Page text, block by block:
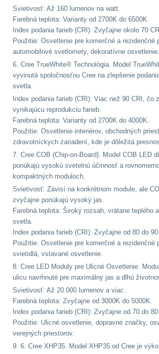
Boční montáže11
Adaptéry a risery38
Montáže pro optiku
180
Montáže na hlaveň3
Předpažbí 55
Pažby51
Raily, lišty, krytky
Přední taktické
rukojeti 50
Mechanická mířidla
30
Pistolové rukojeti 20
Dvojnožky39
Príslušenstvo18
Svietivosť: Až 160 lumenov na watt.
Farebná teplota: Varianty od 2700K do 6500K.
Index podania farieb (CRI): Zvyčajne okolo 70
Použitie: Osvetlenie pre komerčné a rezidenčné
automobilové svetlomety, dekoratívne osvetlenie.
6. Cree TrueWhite® Technológia. Model
vyvinutá spoločnosťou Cree na zlepšenie
svetla.
Index podania farieb (CRI): Viac než 90 CRI, čo
vynikajúcu reprodukciu farieb.
Farebná teplota: Varianty od 2700K do 4000K.
Použitie: Osvetlenie interiérov, obchodných
zdravotníckych zariadení, kde je dôležitá
7. Cree COB (Chip-on-Board). Model COB LED
ponúkajú vysokú svetelnú účinnosť a
kompaktných moduloch.
Svietivosť: Závisí na konkrétnom module, ale
zvyčajne ponúkajú vysoký jas.
Farebná teplota: Široký rozsah, vrátane teplého
svetla.
Index podania farieb (CRI): Zvyčajne od 80 do 90
Použitie: Osvetlenie pre komerčné a rezidenčné
svietidlá, vstavané osvetlenie.
8. Cree LED Moduly pre Ulicné Osvetlenie.
ulicu navrhnuté pre maximálny jas a dlhú
Svietivosť: Až 20 000 lumenov a viac.
Farebná teplota: Zvyčajne od 3000K do 5000K.
Index podania farieb (CRI): Zvyčajne od 70 do 80
Použitie: Ulicné osvetlenie, dopravné značky,
verejných priestorov.
9. 6. Cree XHP35. Model XHP35 od Cree je